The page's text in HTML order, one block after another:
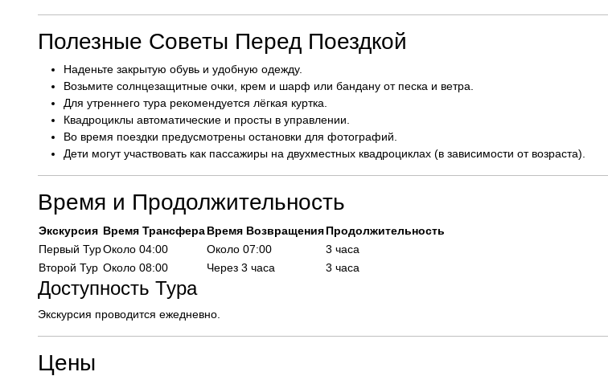
Полезные Советы Перед Поездкой
Наденьте закрытую обувь и удобную одежду.
Возьмите солнцезащитные очки, крем и шарф или бандану от песка и ветра.
Для утреннего тура рекомендуется лёгкая куртка.
Квадроциклы автоматические и просты в управлении.
Во время поездки предусмотрены остановки для фотографий.
Дети могут участвовать как пассажиры на двухместных квадроциклах (в зависимости от возраста).
Время и Продолжительность
Экскурсия Время ТрансфераВремя ВозвращенияПродолжительность
Первый ТурОколо 04:00 Около 07:00
3 часа
Второй Тур Около 08:00 Через 3 часа 3 часа
Доступность Тура
Экскурсия проводится ежедневно.
Цены